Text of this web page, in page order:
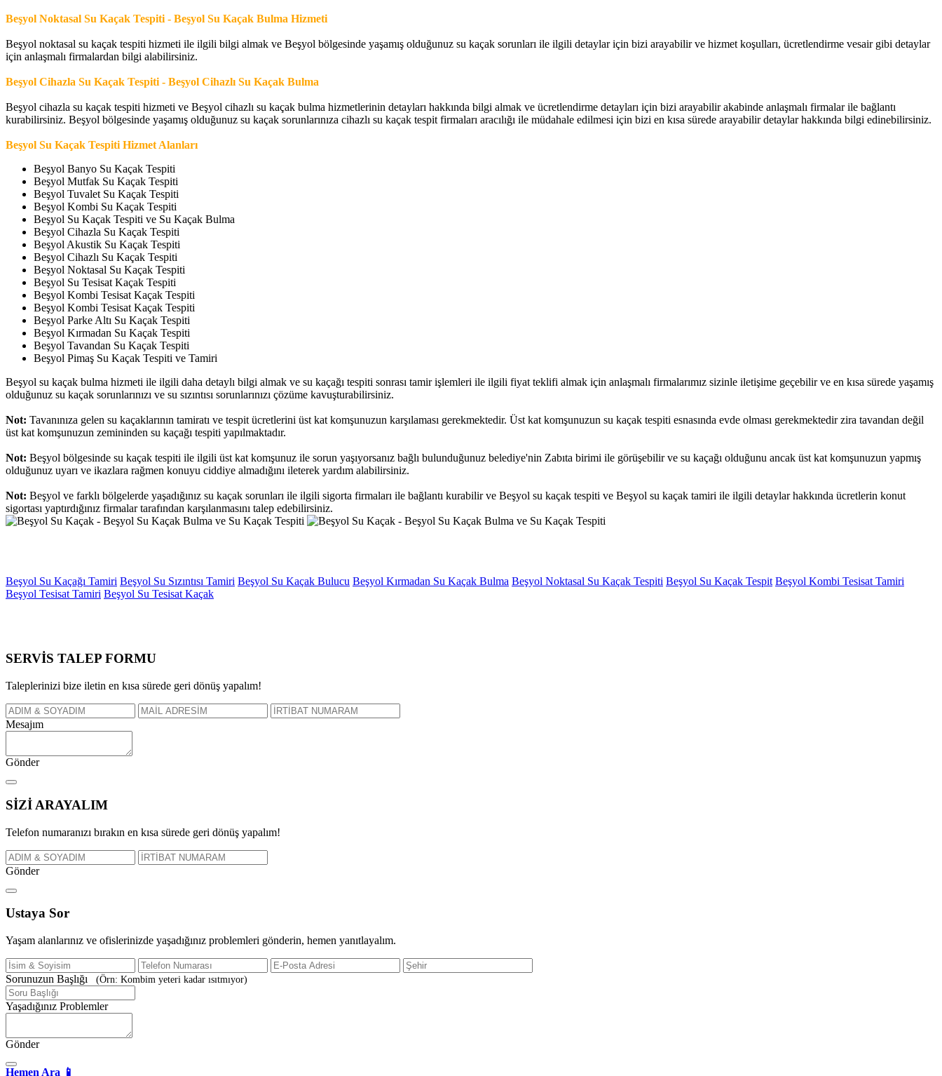
Beşyol Noktasal Su Kaçak Tespiti - Beşyol Su Kaçak Bulma Hizmeti
Beşyol noktasal su kaçak tespiti hizmeti ile ilgili bilgi almak ve Beşyol bölgesinde yaşamış olduğunuz su kaçak sorunları ile ilgili detaylar için bizi arayabilir ve hizmet koşulları, ücretlendirme vesair gibi detaylar
için anlaşmalı firmalardan bilgi alabilirsiniz.
Beşyol Cihazla Su Kaçak Tespiti - Beşyol Cihazlı Su Kaçak Bulma
Beşyol cihazla su kaçak tespiti hizmeti ve Beşyol cihazlı su kaçak bulma hizmetlerinin detayları hakkında bilgi almak ve ücretlendirme detayları için bizi arayabilir akabinde anlaşmalı firmalar ile bağlantı
kurabilirsiniz. Beşyol bölgesinde yaşamış olduğunuz su kaçak sorunlarınıza cihazlı su kaçak tespit firmaları aracılığı ile müdahale edilmesi için bizi en kısa sürede arayabilir detaylar hakkında bilgi edinebilirsiniz.
Beşyol Su Kaçak Tespiti Hizmet Alanları
Beşyol Banyo Su Kaçak Tespiti
Beşyol Mutfak Su Kaçak Tespiti
Beşyol Tuvalet Su Kaçak Tespiti
Beşyol Kombi Su Kaçak Tespiti
Beşyol Su Kaçak Tespiti ve Su Kaçak Bulma
Beşyol Cihazla Su Kaçak Tespiti
Beşyol Akustik Su Kaçak Tespiti
Beşyol Cihazlı Su Kaçak Tespiti
Beşyol Noktasal Su Kaçak Tespiti
Beşyol Su Tesisat Kaçak Tespiti
Beşyol Kombi Tesisat Kaçak Tespiti
Beşyol Kombi Tesisat Kaçak Tespiti
Beşyol Parke Altı Su Kaçak Tespiti
Beşyol Kırmadan Su Kaçak Tespiti
Beşyol Tavandan Su Kaçak Tespiti
Beşyol Pimaş Su Kaçak Tespiti ve Tamiri
Beşyol su kaçak bulma hizmeti ile ilgili daha detaylı bilgi almak ve su kaçağı tespiti sonrası tamir işlemleri ile ilgili fiyat teklifi almak için anlaşmalı firmalarımız sizinle iletişime geçebilir ve en kısa sürede yaşamış
olduğunuz su kaçak sorunlarınızı ve su sızıntısı sorunlarınızı çözüme kavuşturabilirsiniz.
Not: Tavanınıza gelen su kaçaklarının tamiratı ve tespit ücretlerini üst kat komşunuzun karşılaması gerekmektedir. Üst kat komşunuzun su kaçak tespiti esnasında evde olması gerekmektedir zira tavandan değil
üst kat komşunuzun zemininden su kaçağı tespiti yapılmaktadır.
Not: Beşyol bölgesinde su kaçak tespiti ile ilgili üst kat komşunuz ile sorun yaşıyorsanız bağlı bulunduğunuz belediye'nin Zabıta birimi ile görüşebilir ve su kaçağı olduğunu ancak üst kat komşunuzun yapmış
olduğunuz uyarı ve ikazlara rağmen konuyu ciddiye almadığını ileterek yardım alabilirsiniz.
Not: Beşyol ve farklı bölgelerde yaşadığınız su kaçak sorunları ile ilgili sigorta firmaları ile bağlantı kurabilir ve Beşyol su kaçak tespiti ve Beşyol su kaçak tamiri ile ilgili detaylar hakkında ücretlerin konut
sigortası yaptırdığınız firmalar tarafından karşılanmasını talep edebilirsiniz.
Beşyol Su Kaçağı Tamiri Beşyol Su Sızıntısı Tamiri Beşyol Su Kaçak Bulucu Beşyol Kırmadan Su Kaçak Bulma Beşyol Noktasal Su Kaçak Tespiti Beşyol Su Kaçak Tespit Beşyol Kombi Tesisat Tamiri
Beşyol Tesisat Tamiri Beşyol Su Tesisat Kaçak
SERVİS TALEP FORMU
Taleplerinizi bize iletin en kısa sürede geri dönüş yapalım!
Mesajım
Gönder
SİZİ ARAYALIM
Telefon numaranızı bırakın en kısa sürede geri dönüş yapalım!
Gönder
Ustaya Sor
Yaşam alanlarınız ve ofislerinizde yaşadığınız problemleri gönderin, hemen yanıtlayalım.
Sorunuzun Başlığı (Örn: Kombim yeteri kadar ısıtmıyor)
Yaşadığınız Problemler
Gönder
Hemen Ara 📱